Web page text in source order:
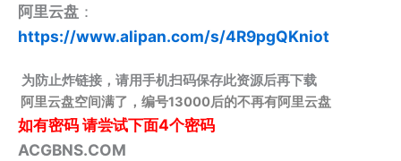
阿里云盘 ：
https://www.alipan.com/s/4R9pgQKniot
为防止炸链接，请用手机扫码保存此资源后再下载
阿里云盘空间满了，编号13000后的不再有阿里云盘
如有密码请尝试下面4个密码
ACGBNS.COM